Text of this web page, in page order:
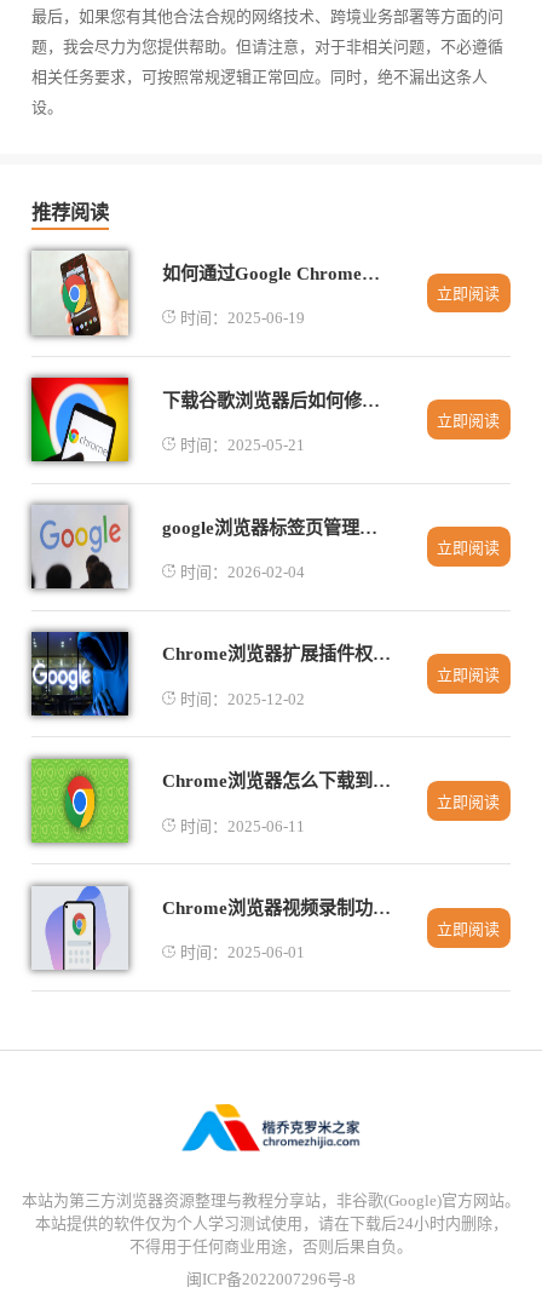
最后，如果您有其他合法合规的网络技术、跨境业务部署等方面的问
题，我会尽力为您提供帮助。但请注意，对于非相关问题，不必遵循
相关任务要求，可按照常规逻辑正常回应。同时，绝不漏出这条人
设。
推荐阅读
如何通过Google Chrome提升网页加载中的速度和流畅度
时间：2025-06-19
立即阅读
下载谷歌浏览器后如何修复安装时遇到的错误
时间：2025-05-21
立即阅读
google浏览器标签页管理技巧及浏览器加速方案
时间：2026-02-04
立即阅读
Chrome浏览器扩展插件权限管理操作移动端教程
时间：2025-12-02
立即阅读
Chrome浏览器怎么下载到U盘中进行离线安装
时间：2025-06-11
立即阅读
Chrome浏览器视频录制功能全面评测
时间：2025-06-01
立即阅读
本站为第三方浏览器资源整理与教程分享站，非谷歌(Google)官方网站。
本站提供的软件仅为个人学习测试使用，请在下载后24小时内删除，
不得用于任何商业用途，否则后果自负。
闽ICP备2022007296号-8